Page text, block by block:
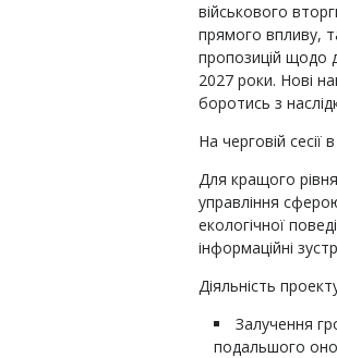
військового
прямого впливу,
пропозицій щодо
2027 роки. Нові
боротись з
На черговій
Для кращого
управління
екологічної
інформаційні
Діяльність
Залучення
подальшого